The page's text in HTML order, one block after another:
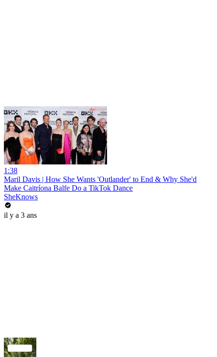
1:38
Maril Davis | How She Wants 'Outlander' to End & Why She'd
Make Caitríona Balfe Do a TikTok Dance
SheKnows
il y a 3 ans